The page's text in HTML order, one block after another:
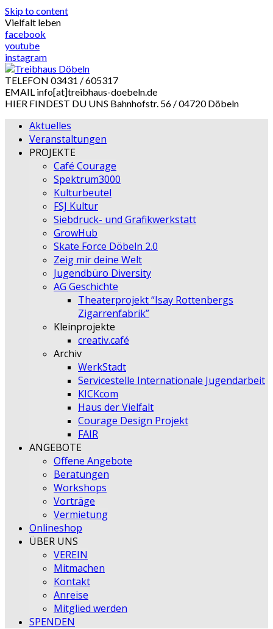
Skip to content
Vielfalt leben
facebook
youtube
instagram
TELEFON 03431 / 605317
EMAIL info[at]treibhaus-doebeln.de
HIER FINDEST DU UNS Bahnhofstr. 56 / 04720 Döbeln
Aktuelles
Veranstaltungen
PROJEKTE
Café Courage
Spektrum3000
Kulturbeutel
FSJ Kultur
Siebdruck- und Grafikwerkstatt
GrowHub
Skate Force Döbeln 2.0
Zeig mir deine Welt
Jugendbüro Diversity
AG Geschichte
Theaterprojekt “Isay Rottenbergs
Zigarrenfabrik”
Kleinprojekte
creativ.café
Archiv
WerkStadt
Servicestelle Internationale Jugendarbeit
KICKcom
Haus der Vielfalt
Courage Design Projekt
FAIR
ANGEBOTE
Offene Angebote
Beratungen
Workshops
Vorträge
Vermietung
Onlineshop
ÜBER UNS
VEREIN
Mitmachen
Kontakt
Anreise
Mitglied werden
SPENDEN